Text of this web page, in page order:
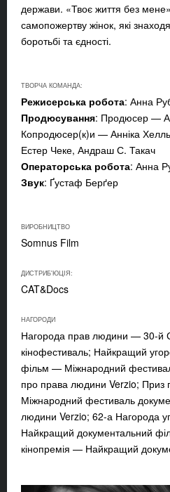
держави. «Твоє життя без
самопожертву жінок, які
боротьбі та єдності.
ТВОРЧА КОМАНДА:
Режисерська робота: Анна
Продюсування: Продюсер —
Копродюсер(к)и — Анніка
Естер Чеке, Андраш С. Такач
Операторська робота: Анна
Звук: Ґустаф Берґер
ВИРОБНИЦТВО
Somnus Film
ДИСТРИБ'ЮЦІЯ:
CAT&Docs
НАГОРОДИ
Нагорода прав людини — 30-й
кінофестиваль; Найкращий
фільм — Міжнародний
про права людини Verzio; Приз
Міжнародний фестиваль
людини Verzio; 62-а Нагорода
Найкращий документальний
кінопремія — Найкращий